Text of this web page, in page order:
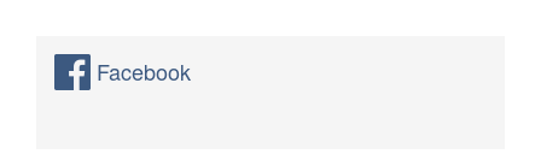
Facebook